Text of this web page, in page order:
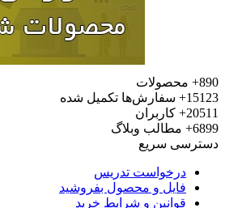
محصولات
سفارش‌ها تکمیل شده
کاربران
مطالب وبلاگ
سریع
درخواست تدریس
فایل و محصول بفروشید
قوانین و شرایط خرید